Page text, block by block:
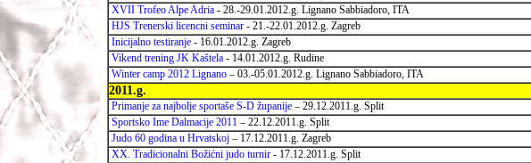
XVII Trofeo Alpe Adria - 28.-29.01.2012.g. Lignano Sabbiadoro, ITA
HJS Trenerski licencni seminar - 21.-22.01.2012.g. Zagreb
Inicijalno testiranje - 16.01.2012.g. Zagreb
Vikend trening JK Kaštela - 14.01.2012.g. Rudine
Winter camp 2012 Lignano – 03.-05.01.2012.g. Lignano Sabbiadoro, ITA
2011.g.
Primanje za najbolje sportaše S-D županije – 29.12.2011.g. Split
Sportsko Ime Dalmacije 2011 – 22.12.2011.g. Split
Judo 60 godina u Hrvatskoj – 17.12.2011.g. Zagreb
XX. Tradicionalni Božićni judo turnir - 17.12.2011.g. Split